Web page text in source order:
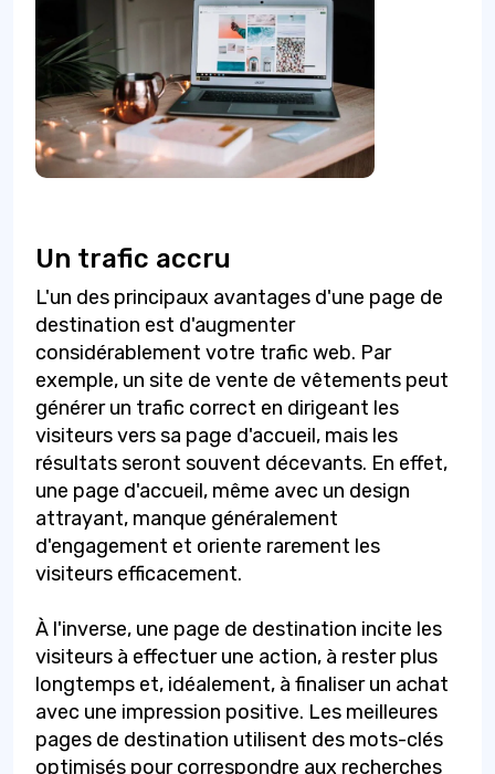
Un trafic accru
L'un des principaux avantages d'une page de
destination est d'augmenter
considérablement votre trafic web. Par
exemple, un site de vente de vêtements peut
générer un trafic correct en dirigeant les
visiteurs vers sa page d'accueil, mais les
résultats seront souvent décevants. En effet,
une page d'accueil, même avec un design
attrayant, manque généralement
d'engagement et oriente rarement les
visiteurs efficacement.
À l'inverse, une page de destination incite les
visiteurs à effectuer une action, à rester plus
longtemps et, idéalement, à finaliser un achat
avec une impression positive. Les meilleures
pages de destination utilisent des mots-clés
optimisés pour correspondre aux recherches